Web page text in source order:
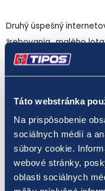
Táto webstránka
Na prispôsobenie
sociálnych médií a
súbory cookie.
webové stránky,
oblasti sociálnych
Druhý úspešný
žrebovania „malého
sa však pri uzatváraní
Cez svoj hráčsky účet
takúto stávku si ešte
za ňu 36 eur. V
hráčove štvrté
poradí vo výške 11
ďalšiemu tipu na
výške 150,90 eura a